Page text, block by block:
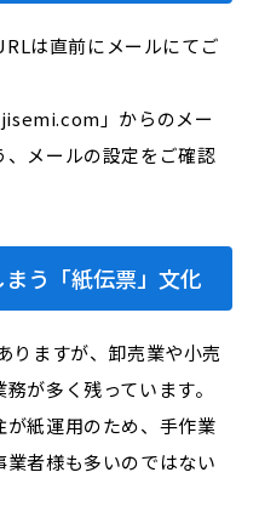
は直前にメールにてご
」からのメー
メールの設定をご確認
う「紙伝票」文化
りますが、卸売業や小売
が多く残っています。
紙運用のため、手作業
者様も多いのではない